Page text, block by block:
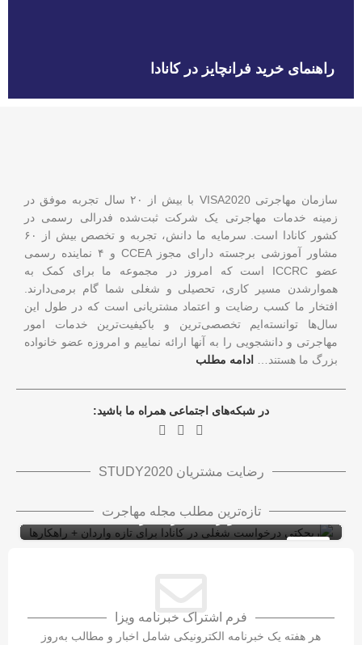
راهنمای خرید فرانچایز در کانادا
سازمان مهاجرتی VISA2020 با بیش از ۲۰ سال تجربه موفق در
زمینه خدمات مهاجرتی یک شرکت ثبت‌شده فدرالی رسمی در
کشور کانادا است. سرمایه ما دانش، تجربه و تخصص بیش از ۶۰
مشاور آموزشی برجسته دارای مجوز CCEA و ۴ نماینده رسمی
عضو ICCRC است که امروز در مجموعه ما برای کمک به
هموارشدن مسیر کاری، تحصیلی و شغلی شما گام برمی‌دارند.
افتخار ما کسب رضایت و اعتماد مشتریانی است که در طول این
سال‌ها توانسته‌ایم تخصصی‌ترین و باکیفیت‌ترین خدمات امور
مهاجرتی و دانشجویی را به آنها ارائه نماییم و امروزه عضو خانواده
بزرگ ما هستند… ادامه مطلب
در شبکه‌های اجتماعی همراه ما باشید:
رضایت مشتریان STUDY2020
ویزای کار
ویزای کاری کانادا با LMIA
تازه‌ترین مطلب مجله مهاجرت
واردان + راهکارها
فرم اشتراک خبرنامه ویزا
هر هفته یک خبرنامه الکترونیکی شامل اخبار و مطالب به‌روز